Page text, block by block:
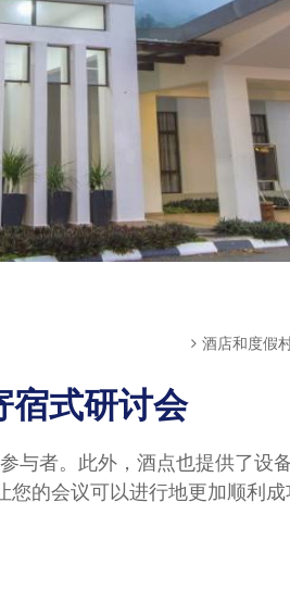
酒店和度假
宿式研讨会
与者。此外，酒点也提供了设
的会议可以进行地更加顺利成